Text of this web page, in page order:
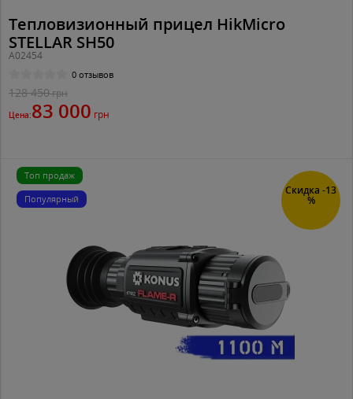
Тепловизионный прицел HikMicro
STELLAR SH50
A02454
0 отзывов
128 450грн
Цена:83 000 грн
Скидка -13
%
Топ продаж
Популярный